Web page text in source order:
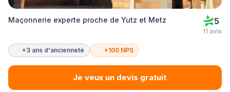
Maçonnerie experte proche de Yutz et Metz 5
11 avis
+3 ans d'ancienneté +100 NPS
Je veux un devis gratuit